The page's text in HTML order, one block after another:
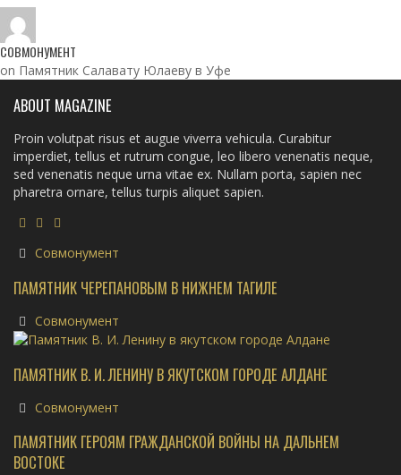
СОВМОНУМЕНТ
on Памятник Салавату Юлаеву в Уфе
ABOUT MAGAZINE
Proin volutpat risus et augue viverra vehicula. Curabitur
imperdiet, tellus et rutrum congue, leo libero venenatis neque,
sed venenatis neque urna vitae ex. Nullam porta, sapien nec
pharetra ornare, tellus turpis aliquet sapien.
Совмонумент
ПАМЯТНИК ЧЕРЕПАНОВЫМ В НИЖНЕМ ТАГИЛЕ
Совмонумент
ПАМЯТНИК В. И. ЛЕНИНУ В ЯКУТСКОМ ГОРОДЕ АЛДАНЕ
Совмонумент
ПАМЯТНИК ГЕРОЯМ ГРАЖДАНСКОЙ ВОЙНЫ НА ДАЛЬНЕМ
ВОСТОКЕ